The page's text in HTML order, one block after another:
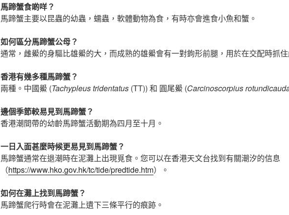
馬蹄蟹食啲咩？
馬蹄蟹主要以昆蟲的幼蟲，蠕蟲，軟體動物為食，有時亦會進食小魚和蟹。
如何區分馬蹄蟹公母？
通常，雌鱟的身驅比雄鱟的大，而成熟的雄鱟會有一對鉤形前腿，用於在交配時抓住
香港有幾多種馬蹄蟹？
兩種。中國鱟 (Tachypleus tridentatus (TT)) 和 圓尾鱟 (Carcinoscorpius
邊個季節較易見到馬蹄蟹？
香港潮間帶的幼齡馬蹄蟹活動期為四月至十月。
一日入面甚麼時候更易見到馬蹄蟹？
馬蹄蟹通常在退潮時在泥灘上出現覓食。您可以在香港天文台找到有關潮汐的信息
（https://www.hko.gov.hk/tc/tide/predtide.htm）。
如何在灘上找到馬蹄蟹？
馬蹄蟹爬行時會在泥灘上遺下三條平行的痕跡。